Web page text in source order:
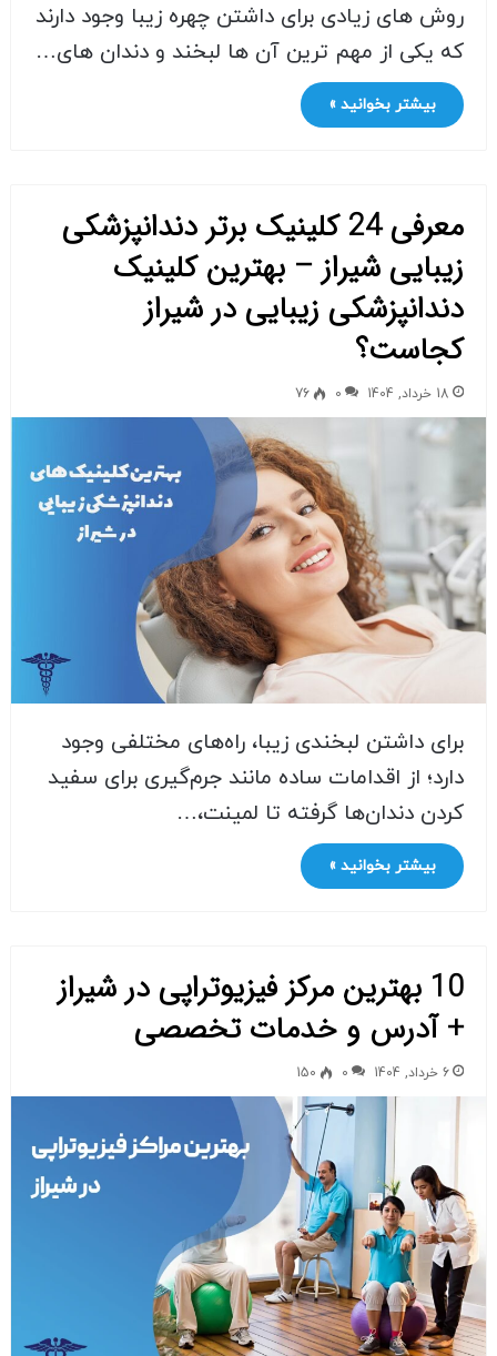
روش های زیادی برای داشتن چهره زیبا وجود دارند
که یکی از مهم ترین آن ها لبخند و دندان های…
بیشتر بخوانید »
معرفی 24 کلینیک برتر دندانپزشکی
زیبایی شیراز – بهترین کلینیک
دندانپزشکی زیبایی در شیراز
کجاست؟
18 خرداد, 1404 0
76
برای داشتن لبخندی زیبا، راه‌های مختلفی وجود
دارد؛ از اقدامات ساده مانند جرم‌گیری برای سفید
کردن دندان‌ها گرفته تا لمینت،…
بیشتر بخوانید »
10 بهترین مرکز فیزیوتراپی در شیراز
+ آدرس و خدمات تخصصی
6 خرداد, 1404 0
150